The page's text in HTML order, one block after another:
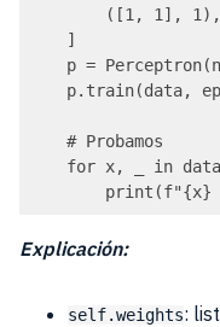
        ([1, 1], 1),
    ]
p =
p.train(data,
    # Probamos
for x, _ in
print(f"{x}
Explicación:
self.weights: